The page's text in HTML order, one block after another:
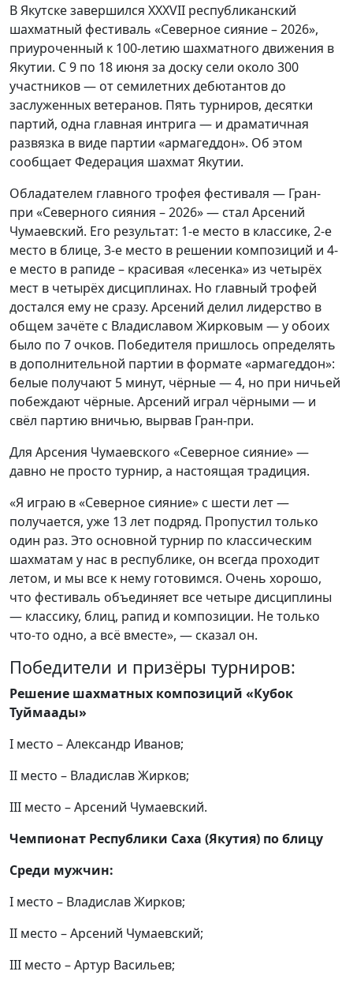
В Якутске завершился XXXVII республиканский
шахматный фестиваль «Северное сияние – 2026»,
приуроченный к 100-летию шахматного движения в
Якутии. С 9 по 18 июня за доску сели около 300
участников — от семилетних дебютантов до
заслуженных ветеранов. Пять турниров, десятки
партий, одна главная интрига — и драматичная
развязка в виде партии «армагеддон». Об этом
сообщает Федерация шахмат Якутии.
Обладателем главного трофея фестиваля — Гран-
при «Северного сияния – 2026» — стал Арсений
Чумаевский. Его результат: 1-е место в классике, 2-е
место в блице, 3-е место в решении композиций и 4-
е место в рапиде – красивая «лесенка» из четырёх
мест в четырёх дисциплинах. Но главный трофей
достался ему не сразу. Арсений делил лидерство в
общем зачёте с Владиславом Жирковым — у обоих
было по 7 очков. Победителя пришлось определять
в дополнительной партии в формате «армагеддон»:
белые получают 5 минут, чёрные — 4, но при ничьей
побеждают чёрные. Арсений играл чёрными — и
свёл партию вничью, вырвав Гран-при.
Для Арсения Чумаевского «Северное сияние» —
давно не просто турнир, а настоящая традиция.
«Я играю в «Северное сияние» с шести лет —
получается, уже 13 лет подряд. Пропустил только
один раз. Это основной турнир по классическим
шахматам у нас в республике, он всегда проходит
летом, и мы все к нему готовимся. Очень хорошо,
что фестиваль объединяет все четыре дисциплины
— классику, блиц, рапид и композиции. Не только
что-то одно, а всё вместе», — сказал он.
Победители и призёры турниров:
Решение шахматных композиций «Кубок
Туймаады»
I место – Александр Иванов;
II место – Владислав Жирков;
III место – Арсений Чумаевский.
Чемпионат Республики Саха (Якутия) по блицу
Среди мужчин:
I место – Владислав Жирков;
II место – Арсений Чумаевский;
III место – Артур Васильев;